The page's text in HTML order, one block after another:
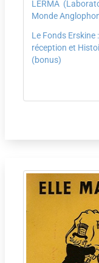
LERMA
Monde
Le Fonds
réception et
(bonus)